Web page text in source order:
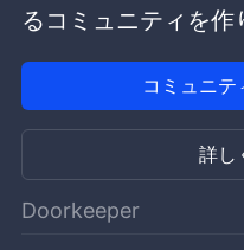
るコミュニティを作
コミュニテ
詳し
Doorkeeper